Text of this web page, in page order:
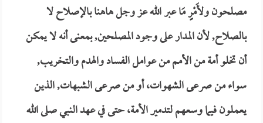
مصلحون ولأَمْرٍ مَا عبر الله عز وجل هاهنا بالإصلاح لا
بالصلاح, لأن المدار على وجود المصلحين, بمعنى أنه لا يمكن
أن تخلو أمة من الأمم من عوامل الفساد والهدم والتخريب,
سواء من صرعى الشهوات، أو من صرعى الشبهات, الذين
يعملون فيما وسعهم لتدمير الأمة، حتى في عهد النبي صلى الله